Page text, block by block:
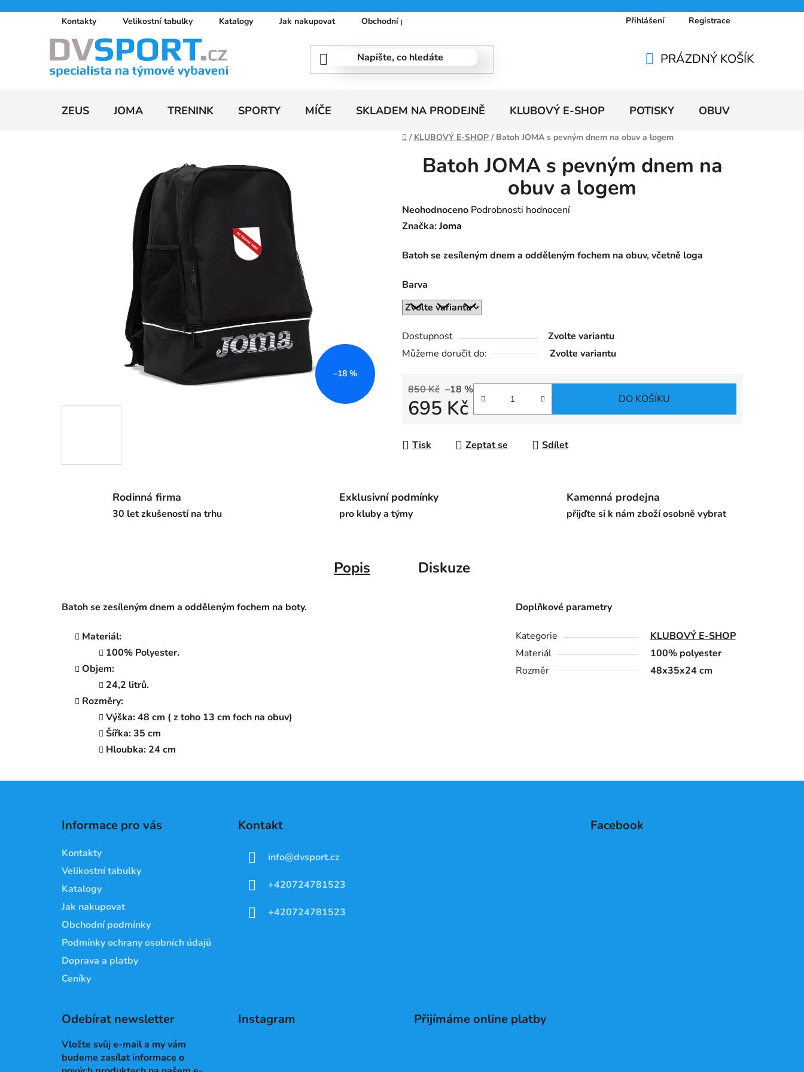
Kontakty Velikostní tabulky Katalogy Jak nakupovat Obchodní podmínky Doprava a platby Ceníky
Přihlášení Registrace
KOŠÍK
PRÁZDNÝ KOŠÍK
ZEUS JOMA TRENINK SPORTY MÍČE SKLADEM NA PRODEJNĚ KLUBOVÝ E-SHOP POTISKY OBUV
Domů
/ KLUBOVÝ E-SHOP / Batoh JOMA s pevným dnem na obuv a logem
Batoh JOMA s pevným dnem na
obuv a logem
Průměrné
hodnocení
je
z
5
Neohodnoceno Podrobnosti hodnocení
Značka:Joma
Batoh se zesíleným dnem a odděleným fochem na obuv, včetně loga
Barva
Dostupnost
Zvolte variantu
Můžeme doručit do:
Zvolte variantu
850 Kč –18 %
695 Kč DO KOŠÍKU
Tisk Zeptat se Sdílet
–18 %
Rodinná firma
30 let zkušeností na trhu
Exklusivní podmínky
pro kluby a týmy
Kamenná prodejna
přijďte si k nám zboží osobně vybrat
Popis Diskuze
Batoh se zesíleným dnem a odděleným fochem na boty.
Materiál:
100% Polyester.
Objem:
24,2 litrů.
Rozměry:
Výška: 48 cm ( z toho 13 cm foch na obuv)
Šířka: 35 cm
Hloubka: 24 cm
Doplňkové parametry
Kategorie
KLUBOVÝ E-SHOP
Materiál
100% polyester
Rozměr
48x35x24 cm
Informace pro vás
Kontakty
Velikostní tabulky
Katalogy
Jak nakupovat
Obchodní podmínky
Podmínky ochrany osobních údajů
Doprava a platby
Ceníky
Kontakt
info@dvsport.cz
+420724781523
+420724781523
Facebook
Odebírat newsletter
Vložte svůj e-mail a my vám
budeme zasílat informace o
Instagram Přijímáme online platby